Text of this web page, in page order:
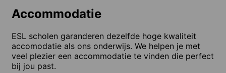
Accommodatie
ESL scholen garanderen dezelfde hoge kwaliteit
accomodatie als ons onderwijs. We helpen je met
veel plezier een accommodatie te vinden die perfect
bij jou past.